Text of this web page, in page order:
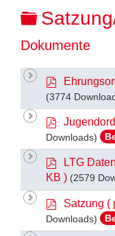
O
r
d
n
e
Dokumente
p
d
f
(3774
d
f
Downloads)
p
d
f
LTG
KB ) (2579
p
d
f
Satzung (
Downloads)